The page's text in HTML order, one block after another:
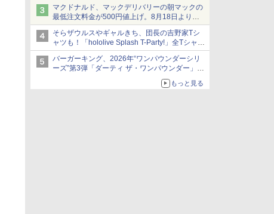
マクドナルド、マックデリバリーの朝マックの
最低注文料金が500円値上げ。8月18日より
1,500円から受付
そらザウルスやギャルきち、団長の吉野家Tシ
ャツも！「hololive Splash T-Party!」全Tシャツ
ラインナップ公開＆オンライン販売開始
バーガーキング、2026年“ワンパウンダーシリ
ーズ”第3弾「ダーティ ザ・ワンパウンダー」を
「特製ガーリックマヨソース」を使用した超大
もっと見る